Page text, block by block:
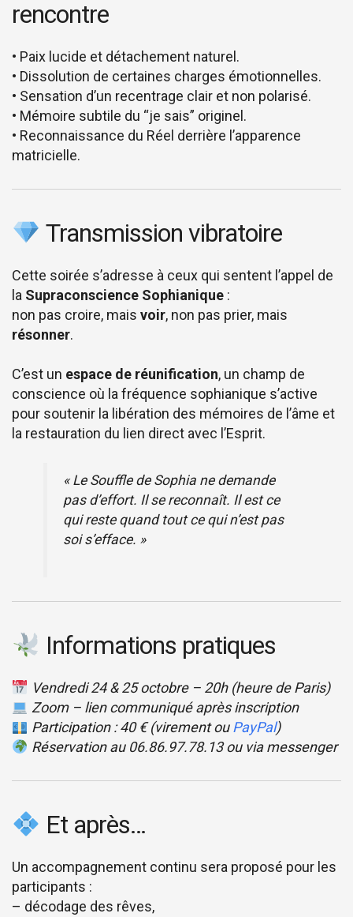
rencontre
• Paix lucide et détachement naturel.
• Dissolution de certaines charges émotionnelles.
• Sensation d’un recentrage clair et non polarisé.
• Mémoire subtile du “je sais” originel.
• Reconnaissance du Réel derrière l’apparence
matricielle.
Transmission vibratoire
Cette soirée s’adresse à ceux qui sentent l’appel de
la Supraconscience Sophianique :
non pas croire, mais voir, non pas prier, mais
résonner.
C’est un espace de réunification, un champ de
conscience où la fréquence sophianique s’active
pour soutenir la libération des mémoires de l’âme et
la restauration du lien direct avec l’Esprit.
« Le Souffle de Sophia ne demande
pas d’effort. Il se reconnaît. Il est ce
qui reste quand tout ce qui n’est pas
soi s’efface. »
Informations pratiques
Vendredi 24 & 25 octobre – 20h (heure de Paris)
Zoom – lien communiqué après inscription
Participation : 40 € (virement ouPayPal)
Réservation au 06.86.97.78.13 ou via messenger
Et après…
Un accompagnement continu sera proposé pour les
participants :
– décodage des rêves,